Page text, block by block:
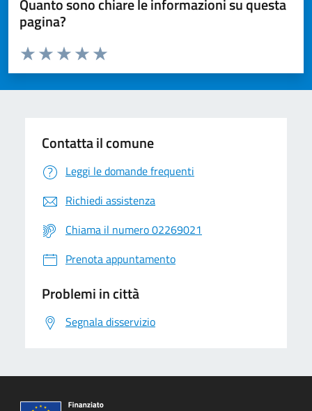
Quanto sono chiare le informazioni su questa
pagina?
Valuta da 1 a 5 stelle la pagina
Valuta 5 stelle su 5
Valuta 4 stelle su 5
Valuta 3 stelle su 5
Valuta 2 stelle su 5
Valuta 1 stelle su 5
Contatta il comune
Leggi le domande frequenti
Richiedi assistenza
Chiama il numero 02269021
Prenota appuntamento
Problemi in città
Segnala disservizio